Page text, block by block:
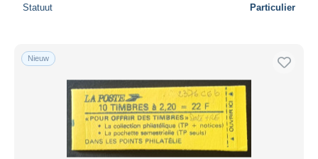
Statuut Particulier
Nieuw